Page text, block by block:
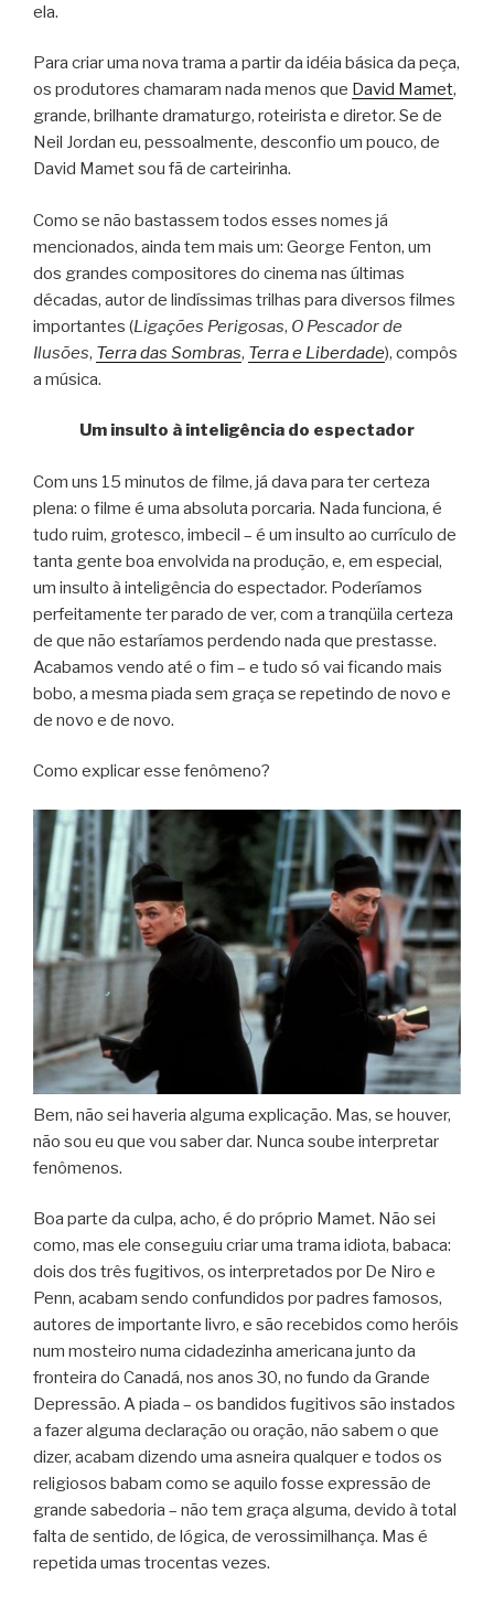
ela.
Para criar uma nova trama a partir da idéia básica da peça,
os produtores chamaram nada menos que David Mamet,
grande, brilhante dramaturgo, roteirista e diretor. Se de
Neil Jordan eu, pessoalmente, desconfio um pouco, de
David Mamet sou fã de carteirinha.
Como se não bastassem todos esses nomes já
mencionados, ainda tem mais um: George Fenton, um
dos grandes compositores do cinema nas últimas
décadas, autor de lindíssimas trilhas para diversos filmes
importantes (Ligações Perigosas, O Pescador de
Ilusões, Terra das Sombras, Terra e Liberdade), compôs
a música.
Um insulto à inteligência do espectador
Com uns 15 minutos de filme, já dava para ter certeza
plena: o filme é uma absoluta porcaria. Nada funciona, é
tudo ruim, grotesco, imbecil – é um insulto ao currículo de
tanta gente boa envolvida na produção, e, em especial,
um insulto à inteligência do espectador. Poderíamos
perfeitamente ter parado de ver, com a tranqüila certeza
de que não estaríamos perdendo nada que prestasse.
Acabamos vendo até o fim – e tudo só vai ficando mais
bobo, a mesma piada sem graça se repetindo de novo e
de novo e de novo.
Como explicar esse fenômeno?
Bem, não sei haveria alguma explicação. Mas, se houver,
não sou eu que vou saber dar. Nunca soube interpretar
fenômenos.
Boa parte da culpa, acho, é do próprio Mamet. Não sei
como, mas ele conseguiu criar uma trama idiota, babaca:
dois dos três fugitivos, os interpretados por De Niro e
Penn, acabam sendo confundidos por padres famosos,
autores de importante livro, e são recebidos como heróis
num mosteiro numa cidadezinha americana junto da
fronteira do Canadá, nos anos 30, no fundo da Grande
Depressão. A piada – os bandidos fugitivos são instados
a fazer alguma declaração ou oração, não sabem o que
dizer, acabam dizendo uma asneira qualquer e todos os
religiosos babam como se aquilo fosse expressão de
grande sabedoria – não tem graça alguma, devido à total
falta de sentido, de lógica, de verossimilhança. Mas é
repetida umas trocentas vezes.